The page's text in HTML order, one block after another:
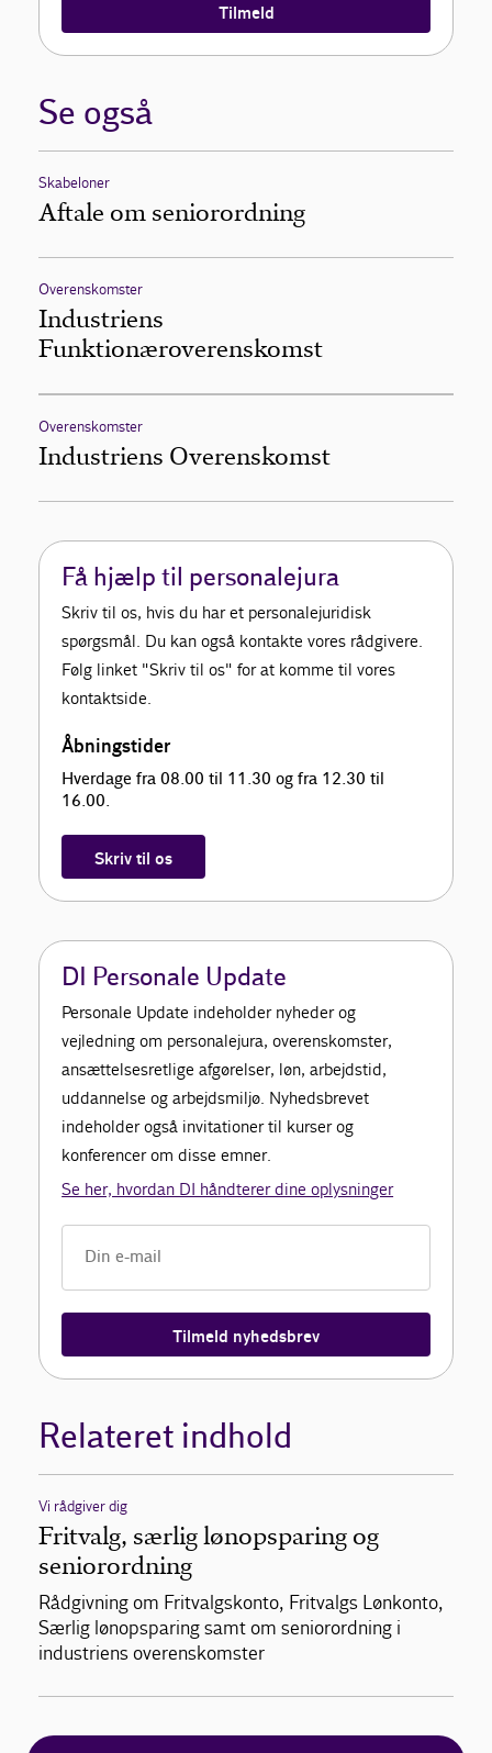
Tilmeld
Se også
Skabeloner
Aftale om seniorordning
Overenskomster
Industriens
Funktionæroverenskomst
Overenskomster
Industriens Overenskomst
Få hjælp til personalejura
Skriv til os, hvis du har et personalejuridisk
spørgsmål. Du kan også kontakte vores rådgivere.
Følg linket "Skriv til os" for at komme til vores
kontaktside.
Åbningstider
Hverdage fra 08.00 til 11.30 og fra 12.30 til
16.00.
Skriv til os
DI Personale Update
Personale Update indeholder nyheder og
vejledning om personalejura, overenskomster,
ansættelsesretlige afgørelser, løn, arbejdstid,
uddannelse og arbejdsmiljø. Nyhedsbrevet
indeholder også invitationer til kurser og
konferencer om disse emner.
Se her, hvordan DI håndterer dine oplysninger
Tilmeld nyhedsbrev
Relateret indhold
Vi rådgiver dig
Fritvalg, særlig lønopsparing og
seniorordning
Rådgivning om Fritvalgskonto, Fritvalgs Lønkonto,
Særlig lønopsparing samt om seniorordning i
industriens overenskomster